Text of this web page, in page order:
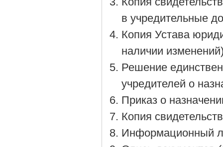
в учредительные
Копия Устава
наличии
Решение
учредителей о
Приказ о
Копия
Информационный